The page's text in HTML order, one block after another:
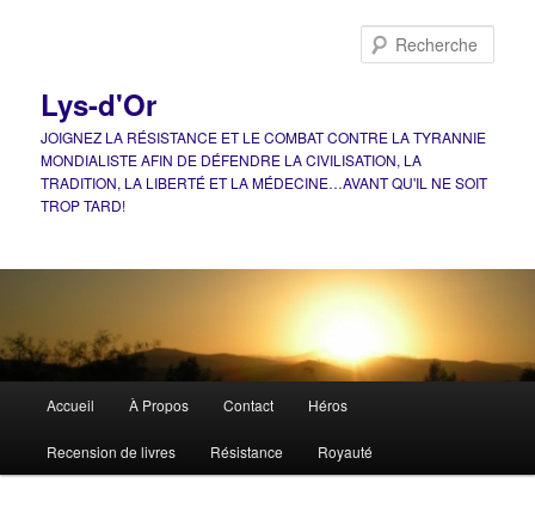
Lys-d'Or
JOIGNEZ LA RÉSISTANCE ET LE COMBAT CONTRE LA TYRANNIE
MONDIALISTE AFIN DE DÉFENDRE LA CIVILISATION, LA
TRADITION, LA LIBERTÉ ET LA MÉDECINE…AVANT QU'IL NE SOIT
TROP TARD!
principal
Accueil À Propos Contact Héros
Recension de livres Résistance Royauté